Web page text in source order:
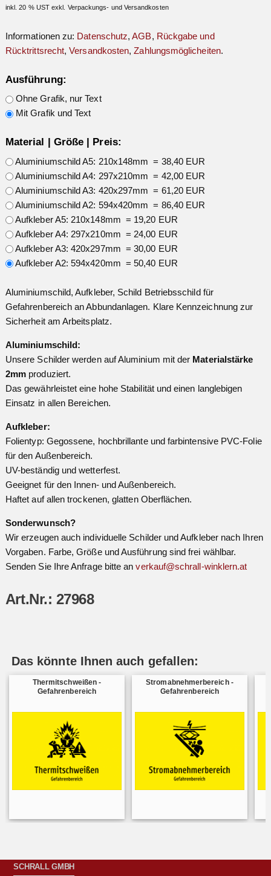
inkl. 20 % UST exkl. Verpackungs- und Versandkosten
Informationen zu: Datenschutz,AGB, Rückgabe und
Rücktrittsrecht,Versandkosten,Zahlungsmöglicheiten.
Ausführung:
Ohne Grafik, nur Text
Mit Grafik und Text
Material | Größe | Preis:
Aluminiumschild A5: 210x148mm = 38,40 EUR
Aluminiumschild A4: 297x210mm = 42,00 EUR
Aluminiumschild A3: 420x297mm = 61,20 EUR
Aluminiumschild A2: 594x420mm = 86,40 EUR
Aufkleber A5: 210x148mm = 19,20 EUR
Aufkleber A4: 297x210mm = 24,00 EUR
Aufkleber A3: 420x297mm = 30,00 EUR
Aufkleber A2: 594x420mm = 50,40 EUR
Aluminiumschild, Aufkleber, Schild Betriebsschild für
Gefahrenbereich an Abbundanlagen. Klare Kennzeichnung zur
Sicherheit am Arbeitsplatz.
Aluminiumschild:
Unsere Schilder werden auf Aluminium mit der Materialstärke
2mm produziert.
Das gewährleistet eine hohe Stabilität und einen langlebigen
Einsatz in allen Bereichen.
Aufkleber:
Folientyp: Gegossene, hochbrillante und farbintensive PVC-Folie
für den Außenbereich.
UV-beständig und wetterfest.
Geeignet für den Innen- und Außenbereich.
Haftet auf allen trockenen, glatten Oberflächen.
Sonderwunsch?
Wir erzeugen auch individuelle Schilder und Aufkleber nach Ihren
Vorgaben. Farbe, Größe und Ausführung sind frei wählbar.
Senden Sie Ihre Anfrage bitte anverkauf@schrall-winklern.at
Art.Nr.: 27968
Das könnte Ihnen auch gefallen:
Thermitschweißen -
Gefahrenbereich
Stromabnehmerbereich -
Gefahrenbereich
SCHRALL GMBH